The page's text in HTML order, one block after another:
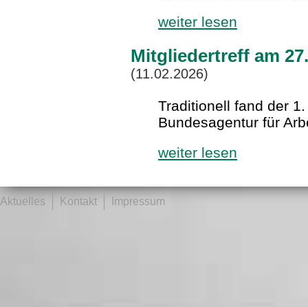
weiter lesen
Mitgliedertreff am
(11.02.2026)
Traditionell fand der
Bundesagentur für
weiter lesen
Aktuelles Kontakt Impressum